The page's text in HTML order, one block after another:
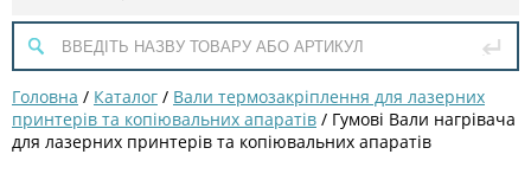
Головна / Каталог / Вали термозакріплення для лазерних
принтерів та копіювальних апаратів / Гумові Вали нагрівача
для лазерних принтерів та копіювальних апаратів